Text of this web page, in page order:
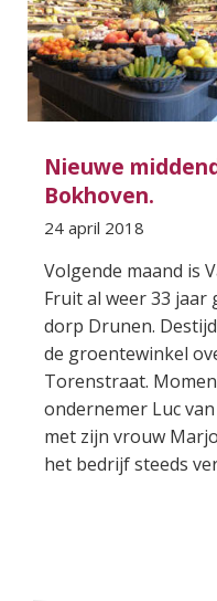
Nieuwe
Bokhoven.
24 april 2018
Volgende maand is
Fruit al weer 33 jaar
dorp Drunen.
de groentewinkel
Torenstraat.
ondernemer Luc
met zijn vrouw
het bedrijf steeds